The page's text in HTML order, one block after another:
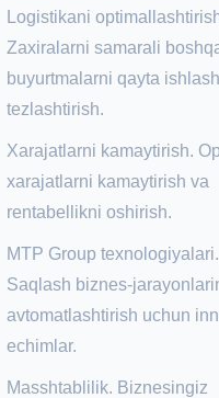
Logistikani
Zaxiralarni samarali
buyurtmalarni qayta
tezlashtirish.
Xarajatlarni kamaytirish.
xarajatlarni kamaytirish va
rentabellikni oshirish.
MTP Group texnologiyalari.
Saqlash biznes-
avtomatlashtirish uchun
echimlar.
Masshtablilik. Biznesingiz